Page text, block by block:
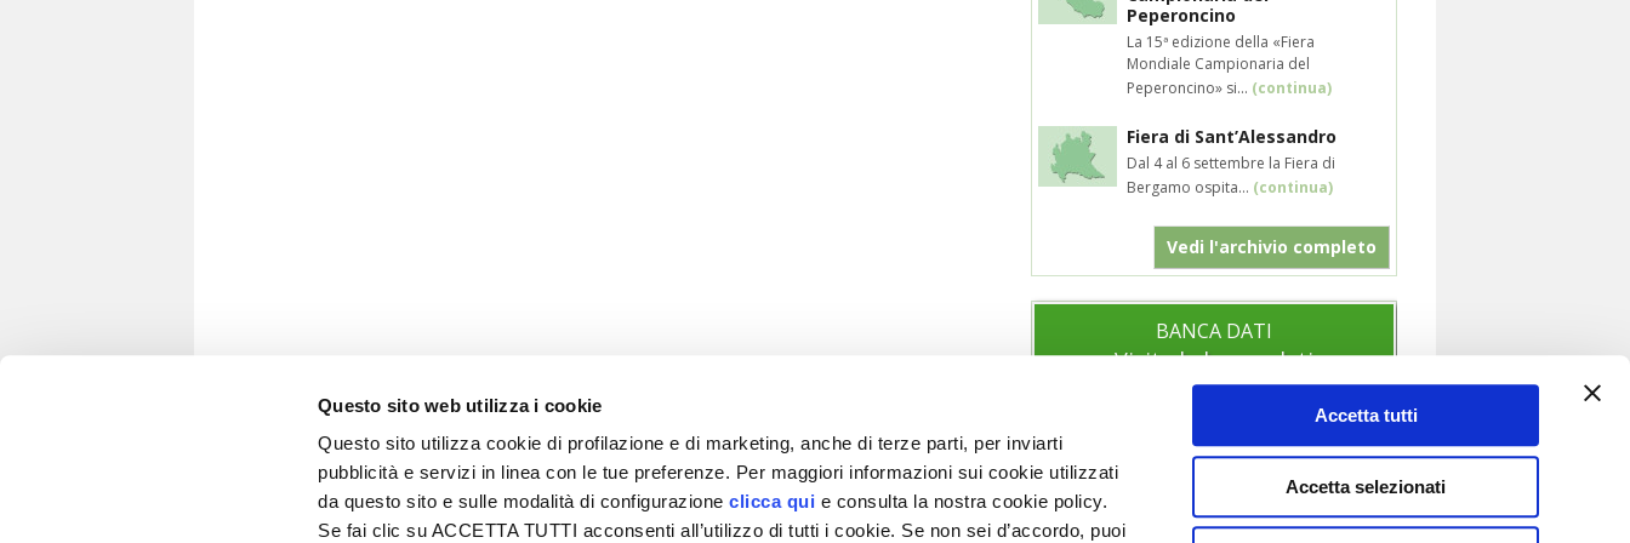
Questo sito web utilizza i cookie
Questo sito utilizza cookie di profilazione e di marketing, anche di terze parti, per inviarti
pubblicità e servizi in linea con le tue preferenze. Per maggiori informazioni sui cookie utilizzati
da questo sito e sulle modalità di configurazioneclicca qui e consulta la nostra cookie policy.
Se fai clic su ACCETTA TUTTI acconsenti all’utilizzo di tutti i cookie. Se non sei d’accordo, puoi
Accetta tutti
Accetta selezionati
Peperoncino
La 15ª edizione della «Fiera
Mondiale Campionaria del
Peperoncino» si... (continua)
Fiera di Sant’Alessandro
Dal 4 al 6 settembre la Fiera di
Bergamo ospita... (continua)
Vedi l'archivio completo
BANCA DATI
Visita la banca dati
VITA IN CAMPAGNA
© 2026 - Tutti i diritti riservati
ESPLORA VITA IN CAMPAGNA
Chi siamo Note legali
SEZIONI
Giardino Allevamenti
SOCIAL
Segui anche i nostri profili social per